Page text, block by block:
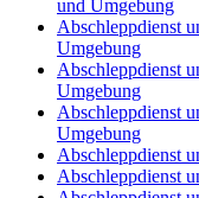
und Umgebung
Abschleppdienst
Umgebung
Abschleppdienst
Umgebung
Abschleppdienst
Umgebung
Abschleppdienst
Abschleppdienst